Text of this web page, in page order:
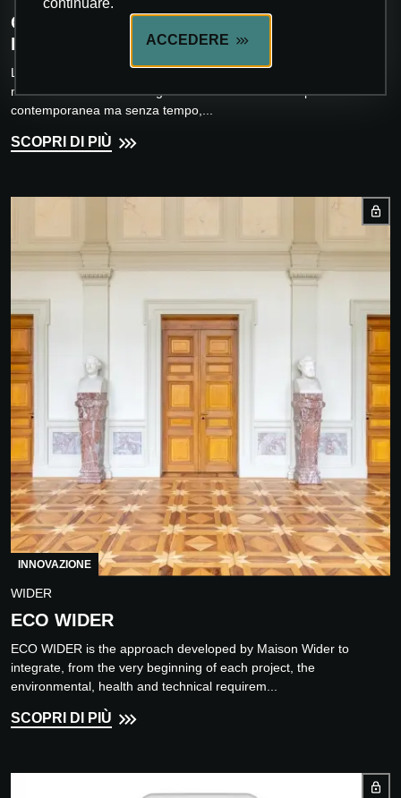
ACCEDERE
C.O.D.E CUSTOM OUTDOOR DESIGN
EXPERIENCE
La pergola CODE è espressione di un’architettura essenziale e
moderna che eleva il design a forma d’arte. Un’interpretazione
contemporanea ma senza tempo,...
SCOPRI DI PIÙ
INNOVAZIONE
WIDER
ECO WIDER
ECO WIDER is the approach developed by Maison Wider to
integrate, from the very beginning of each project, the
environmental, health and technical requirem...
SCOPRI DI PIÙ